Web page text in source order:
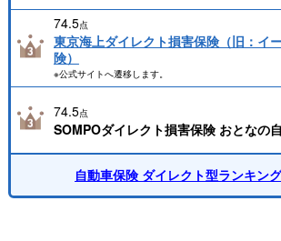
74.5点
東京海上ダイレクト損害保険（旧：イ
険）
※公式サイトへ遷移します。
74.5点
SOMPOダイレクト損害保険 おとなの
自動車保険 ダイレクト型ランキン